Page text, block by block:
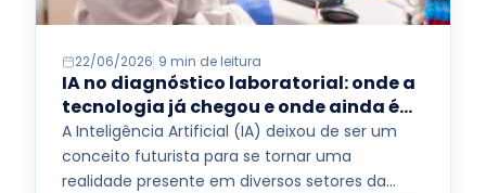
22/06/2026 9 min de leitura
IA no diagnóstico laboratorial: onde a
tecnologia já chegou e onde ainda é
promessa
A Inteligência Artificial (IA) deixou de ser um
conceito futurista para se tornar uma
realidade presente em diversos setores da